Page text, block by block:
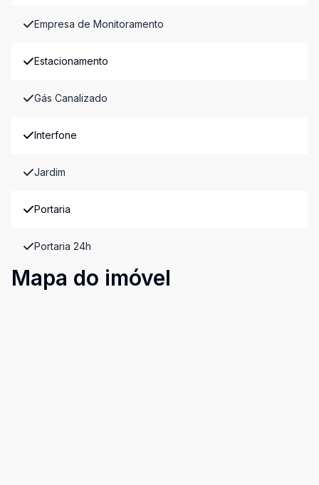
Empresa de Monitoramento
Estacionamento
Gás Canalizado
Interfone
Jardim
Portaria
Portaria 24h
Mapa do imóvel